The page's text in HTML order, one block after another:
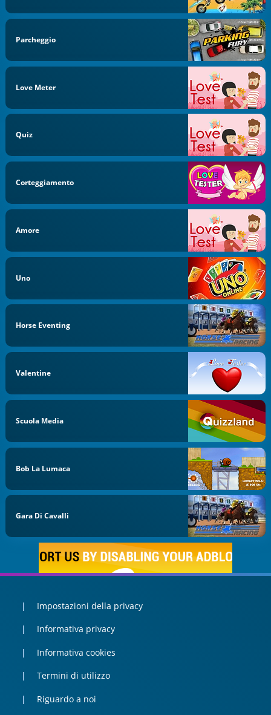
Parcheggio
Love Meter
Quiz
Corteggiamento
Amore
Uno
Horse Eventing
Valentine
Scuola Media
Bob La Lumaca
Gara Di Cavalli
Impostazioni della privacy
Informativa privacy
Informativa cookies
Termini di utilizzo
Riguardo a noi